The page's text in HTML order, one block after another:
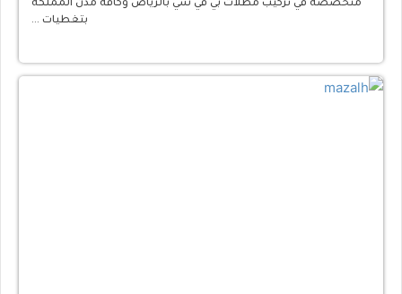
متخصصة في تركيب مظلات بي في سي بالرياض وكافة مدن المملكة
بتغطيات …